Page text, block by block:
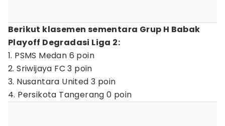
Berikut klasemen sementara Grup H Babak
Playoff Degradasi Liga 2:
1. PSMS Medan 6 poin
2. Sriwijaya FC 3 poin
3. Nusantara United 3 poin
4. Persikota Tangerang 0 poin